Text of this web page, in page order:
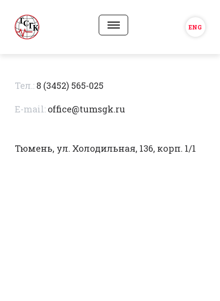
ENG
Тел.: 8 (3452) 565-025
E-mail: office@tumsgk.ru
Тюмень, ул. Холодильная, 136, корп. 1/1